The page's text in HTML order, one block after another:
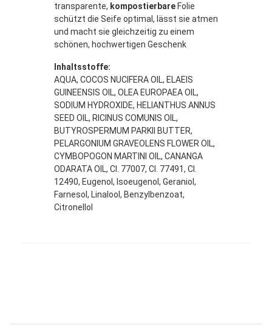
transparente, kompostierbare Folie
schützt die Seife optimal, lässt sie atmen
und macht sie gleichzeitig zu einem
schönen, hochwertigen Geschenk
Inhaltsstoffe:
AQUA, COCOS NUCIFERA OIL, ELAEIS
GUINEENSIS OIL, OLEA EUROPAEA OIL,
SODIUM HYDROXIDE, HELIANTHUS ANNUS
SEED OIL, RICINUS COMUNIS OIL,
BUTYROSPERMUM PARKII BUTTER,
PELARGONIUM GRAVEOLENS FLOWER OIL,
CYMBOPOGON MARTINI OIL, CANANGA
ODARATA OIL, CI. 77007, CI. 77491, CI.
12490, Eugenol, Isoeugenol, Geraniol,
Farnesol, Linalool, Benzylbenzoat,
Citronellol